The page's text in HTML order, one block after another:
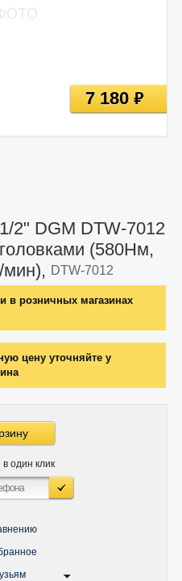
2" DGM DTW-7012
(580Нм,
мин), DTW-7012
в розничных магазинах
цену уточняйте у
один клик
7 180руб